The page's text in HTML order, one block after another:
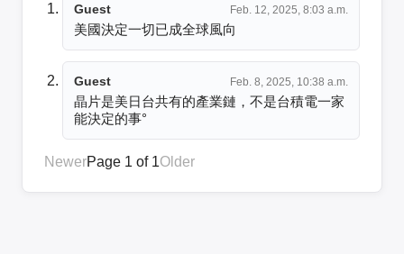
Guest Feb. 12, 2025, 8:03 a.m.
美國決定一切已成全球風向
Guest Feb. 8, 2025, 10:38 a.m.
晶片是美日台共有的產業鏈，不是台積電一家
能決定的事°
NewerPage 1 of 1Older